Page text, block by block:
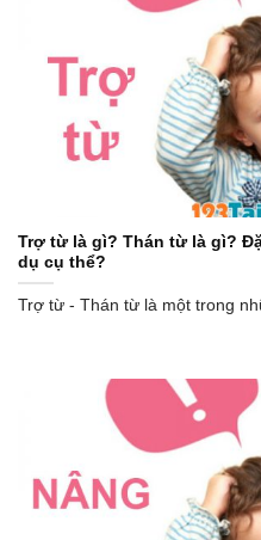
Trợ từ là gì? Thán từ là gì?
dụ cụ thể?
Trợ từ - Thán từ là một trong